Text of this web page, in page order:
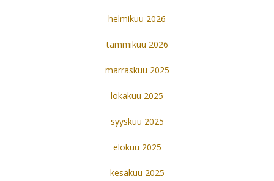
helmikuu 2026
tammikuu 2026
marraskuu 2025
lokakuu 2025
syyskuu 2025
elokuu 2025
kesäkuu 2025